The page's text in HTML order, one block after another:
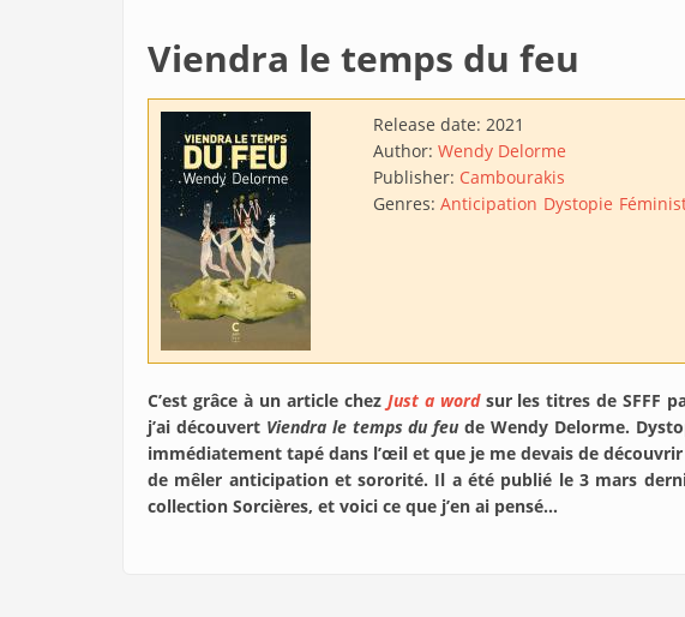
Viendra le temps du feu
Release date: 2021
Author: Wendy Delorme
Publisher: Cambourakis
Genres: Anticipation Dystopie
C’est grâce à un article chez Just a wordsur les titres de SFFF
j’ai découvert Viendra le temps du feu de Wendy Delorme.
immédiatement tapé dans l’œil et que je me devais de
de mêler anticipation et sororité. Il a été publié le 3 mars
collection Sorcières, et voici ce que j’en ai pensé…